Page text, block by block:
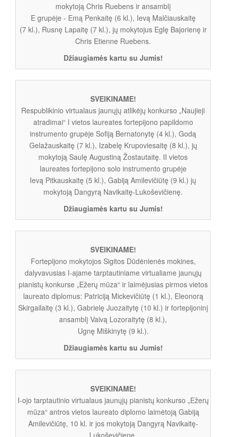
mokytoją Chris Ruebens ir ansamblį
E grupėje - Emą Penkaitę (6 kl.), Ievą Malčiauskaitę
(7 kl.), Rusnę Lapaitę (7 kl.), jų mokytojus Eglę Bajorienę ir
Chris Etienne Ruebens.
Džiaugiamės kartu su Jumis!
SVEIKINAME!
Respublikinio virtualaus jaunųjų atlikėjų konkurso „Naujieji
atradimai“ I vietos laureates fortepijono papildomo
instrumento grupėje Sofiją Bernatonytę (4 kl.), Godą
Gelažauskaitę (7 kl.), Izabelę Krupoviesaitę (8 kl.), jų
mokytoją Saulę Augustiną Žostautaitę. II vietos
laureates fortepijono solo instrumento grupėje
Ievą Pitkauskaitę (5 kl.), Gabiją Amilevičiūtę (9 kl.) jų
mokytoją Dangyrą Navikaitę-Lukoševičienę.
Džiaugiamės kartu su Jumis!
SVEIKINAME!
Fortepijono mokytojos Sigitos Dūdėnienės mokines,
dalyvavusias I-ajame tarptautiniame virtualiame jaunųjų
pianistų konkurse „Ežerų mūza“ ir laimėjusias pirmos vietos
laureato diplomus: Patriciją Mickevičiūtę (1 kl.), Eleonorą
Skirgailaitę (3 kl.), Gabrielę Juozaitytę (10 kl.) ir fortepijoninį
ansamblį Vaivą Lozoraitytę (8 kl.),
Ugnę Miškinytę (9 kl.).
Džiaugiamės kartu su Jumis!
SVEIKINAME!
I-ojo tarptautinio virtualaus jaunųjų pianistų konkurso „Ežerų
mūza“ antros vietos laureato diplomo laimėtoją Gabiją
Amilevičiūtę, 10 kl. ir jos mokytoją Dangyrą Navikaitę-
Lukoševičienę.